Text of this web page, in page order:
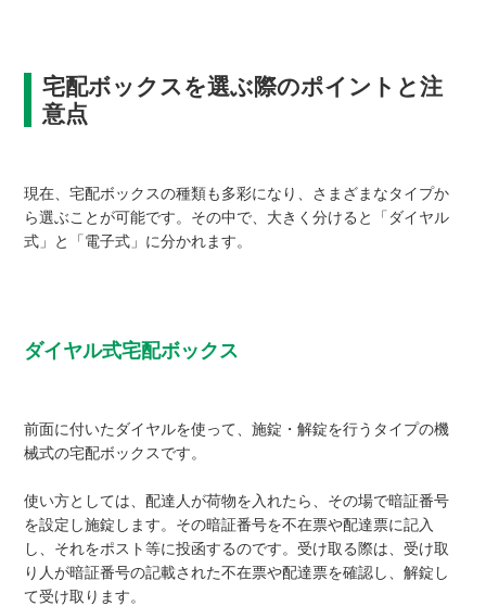
宅配ボックスを選ぶ際のポイントと注
意点
現在、宅配ボックスの種類も多彩になり、さまざまなタイプか
ら選ぶことが可能です。その中で、大きく分けると「ダイヤル
式」と「電子式」に分かれます。
ダイヤル式宅配ボックス
前面に付いたダイヤルを使って、施錠・解錠を行うタイプの機
械式の宅配ボックスです。
使い方としては、配達人が荷物を入れたら、その場で暗証番号
を設定し施錠します。その暗証番号を不在票や配達票に記入
し、それをポスト等に投函するのです。受け取る際は、受け取
り人が暗証番号の記載された不在票や配達票を確認し、解錠し
て受け取ります。